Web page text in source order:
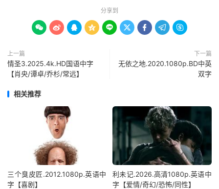
分享到
        
上一篇
情圣3.2025.4k.HD国语中字
【肖央/谭卓/乔杉/常远】
下一篇
无依之地.2020.1080p.BD中英
双字
相关推荐
三个臭皮匠.2012.1080p.英语中
字【喜剧】
利未记.2026.高清1080p.英语中
字【爱情/奇幻/恐怖/同性】